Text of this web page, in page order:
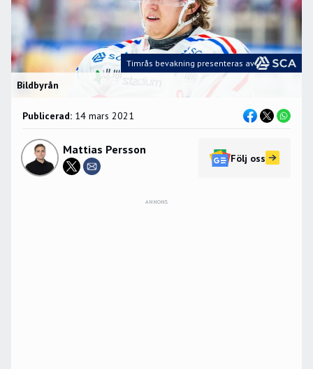
Bildbyrån
Timrås bevakning presenteras av
Publicerad: 14 mars 2021
Mattias Persson
Följ oss
ANNONS